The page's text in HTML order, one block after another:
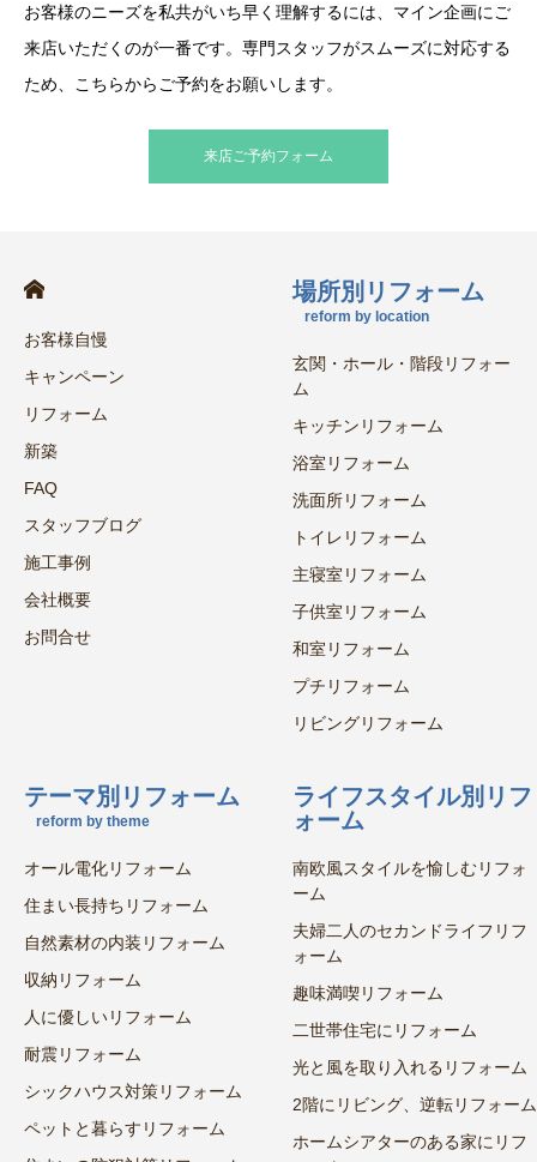
お客様のニーズを私共がいち早く理解するには、マイン企画にご
来店いただくのが一番です。専門スタッフがスムーズに対応する
ため、こちらからご予約をお願いします。
来店ご予約フォーム
お客様自慢
キャンペーン
リフォーム
新築
FAQ
スタッフブログ
施工事例
会社概要
お問合せ
場所別リフォーム
reform by location
玄関・ホール・階段リフォー
ム
キッチンリフォーム
浴室リフォーム
洗面所リフォーム
トイレリフォーム
主寝室リフォーム
子供室リフォーム
和室リフォーム
プチリフォーム
リビングリフォーム
テーマ別リフォーム
reform by theme
オール電化リフォーム
住まい長持ちリフォーム
自然素材の内装リフォーム
収納リフォーム
人に優しいリフォーム
耐震リフォーム
シックハウス対策リフォーム
ペットと暮らすリフォーム
ライフスタイル別リフ
ォーム
南欧風スタイルを愉しむリフォ
ーム
夫婦二人のセカンドライフリフ
ォーム
趣味満喫リフォーム
二世帯住宅にリフォーム
光と風を取り入れるリフォーム
2階にリビング、逆転リフォーム
ホームシアターのある家にリフ